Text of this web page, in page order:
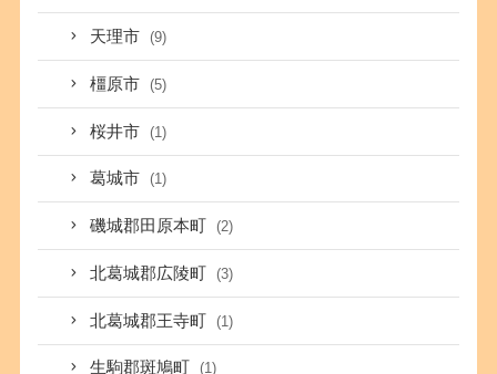
天理市 (9)
橿原市 (5)
桜井市 (1)
葛城市 (1)
磯城郡田原本町 (2)
北葛城郡広陵町 (3)
北葛城郡王寺町 (1)
生駒郡斑鳩町 (1)